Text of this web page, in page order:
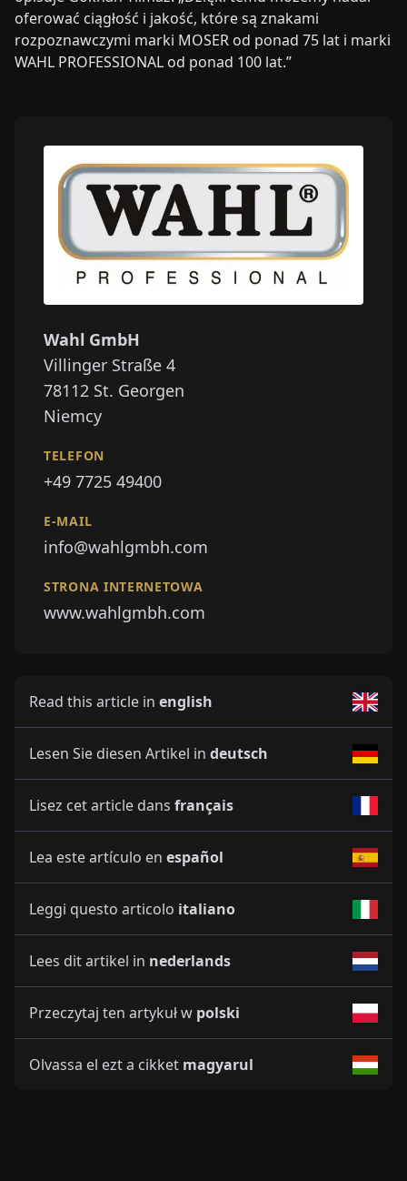
oferować ciągłość i jakość, które są znakami
rozpoznawczymi marki MOSER od ponad 75 lat i marki
WAHL PROFESSIONAL od ponad 100 lat.”
Wahl GmbH
Villinger Straße 4
78112 St. Georgen
Niemcy
TELEFON
+49 7725 49400
E-MAIL
info@wahlgmbh.com
STRONA INTERNETOWA
www.wahlgmbh.com
Read this article in english
Lesen Sie diesen Artikel in deutsch
Lisez cet article dans français
Lea este artículo en español
Leggi questo articolo italiano
Lees dit artikel in nederlands
Przeczytaj ten artykuł w polski
Olvassa el ezt a cikket magyarul